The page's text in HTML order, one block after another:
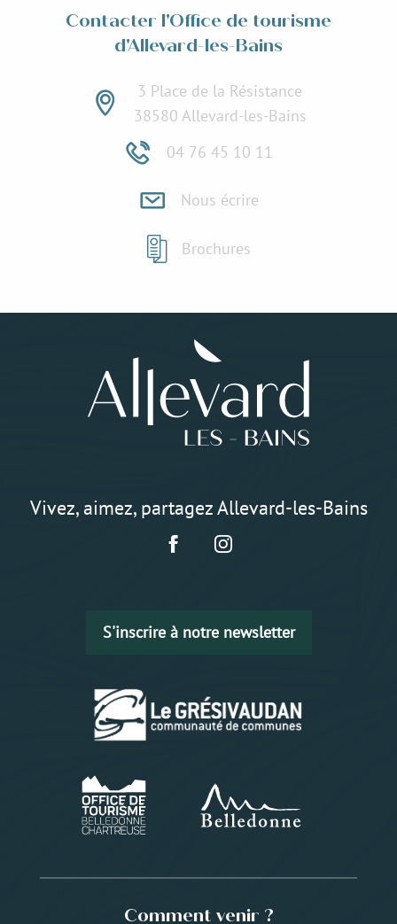
Contacter l'Office de tourisme
d'Allevard-les-Bains
3 Place de la Résistance
38580 Allevard-les-Bains
04 76 45 10 11
Nous écrire
Brochures
Vivez, aimez, partagez Allevard-les-Bains
S'inscrire à notre newsletter
Comment venir ?